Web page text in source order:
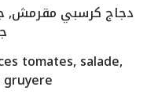
دجاج كرسبي مقرمش,
tomates, salade,